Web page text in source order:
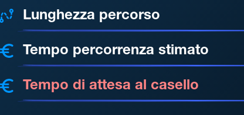
Lunghezza percorso
Tempo percorrenza stimato
Tempo di attesa al casello